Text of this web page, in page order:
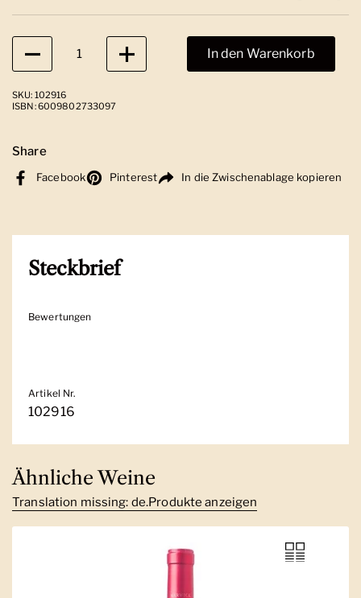
Anzahl
In den Warenkorb
SKU: 102916
ISBN: 6009802733097
Share
Facebook Pinterest In die Zwischenablage kopieren
Steckbrief
Bewertungen
Artikel Nr.
102916
Ähnliche Weine
Translation missing: de.Produkte anzeigen